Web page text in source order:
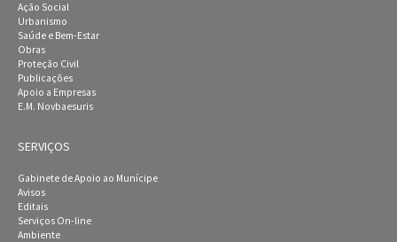
Ação Social
Urbanismo
Saúde e Bem-Estar
Obras
Proteção Civil
Publicações
Apoio a Empresas
E.M. Novbaesuris
SERVIÇOS
Gabinete de Apoio ao Munícipe
Avisos
Editais
Serviços On-line
Ambiente